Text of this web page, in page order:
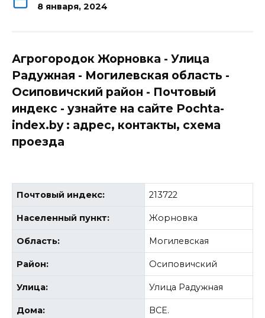
8 января, 2024
Агрогородок Жорновка - Улица
Радужная - Могилевская область -
Осиповичский район - Почтовый
индекс - узнайте на сайте Pochta-
index.by : адрес, контакты, схема
проезда
Почтовый индекс: 213722
Населенный пункт: Жорновка
Область: Могилевская
Район: Осиповичский
Улица: Улица Радужная
Дома: ВСЕ.